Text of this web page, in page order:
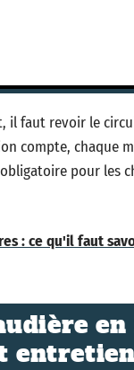
il faut revoir le
compte, chaque
pour les
: ce qu'il faut
en
entretien